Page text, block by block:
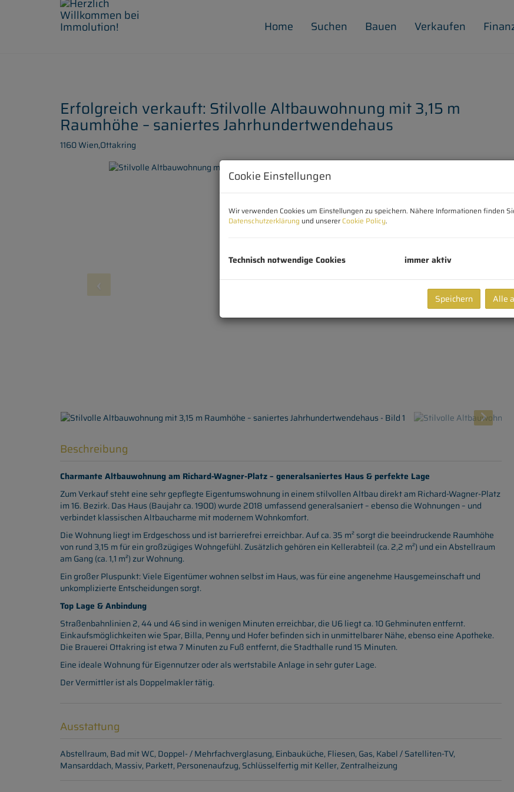
Home Suchen Bauen Verkaufen
Erfolgreich verkauft: Stilvolle Altbauwohnung mit 3,15 m
Raumhöhe – saniertes Jahrhundertwendehaus
1160 Wien,Ottakring
Beschreibung
Charmante Altbauwohnung am Richard-Wagner-Platz – generalsaniertes Haus & perfekte Lage
Zum Verkauf steht eine sehr gepflegte Eigentumswohnung in einem stilvollen Altbau direkt am Richard-Wagner-Platz
im 16. Bezirk. Das Haus (Baujahr ca. 1900) wurde 2018 umfassend generalsaniert – ebenso die Wohnungen – und
verbindet klassischen Altbaucharme mit modernem Wohnkomfort.
Die Wohnung liegt im Erdgeschoss und ist barrierefrei erreichbar. Auf ca. 35 m² sorgt die beeindruckende Raumhöhe
von rund 3,15 m für ein großzügiges Wohngefühl. Zusätzlich gehören ein Kellerabteil (ca. 2,2 m²) und ein Abstellraum
am Gang (ca. 1,1 m²) zur Wohnung.
Ein großer Pluspunkt: Viele Eigentümer wohnen selbst im Haus, was für eine angenehme Hausgemeinschaft und
unkomplizierte Entscheidungen sorgt.
Top Lage & Anbindung
Straßenbahnlinien 2, 44 und 46 sind in wenigen Minuten erreichbar, die U6 liegt ca. 10 Gehminuten entfernt.
Einkaufsmöglichkeiten wie Spar, Billa, Penny und Hofer befinden sich in unmittelbarer Nähe, ebenso eine Apotheke.
Die Brauerei Ottakring ist etwa 7 Minuten zu Fuß entfernt, die Stadthalle rund 15 Minuten.
Eine ideale Wohnung für Eigennutzer oder als wertstabile Anlage in sehr guter Lage.
Der Vermittler ist als Doppelmakler tätig.
Ausstattung
Abstellraum Bad mit WC Doppel- / Mehrfachverglasung Einbauküche Fliesen Gas Kabel / Satelliten-TV
Mansarddach Massiv Parkett Personenaufzug Schlüsselfertig mit Keller Zentralheizung
Cookie Einstellungen
Wir verwenden Cookies um Einstellungen zu speichern. Nähere Informationen finden
Datenschutzerklärung und unserer Cookie Policy.
Technisch notwendige Cookies immer aktiv
Speichern Alle